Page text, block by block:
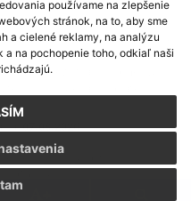
používame na zlepšenie
stránok, na to, aby sme
a cielené reklamy, na analýzu
na pochopenie toho, odkiaľ naši
informácií s využitím RSS
2,Mapa stránok,web portál
domény,registrácia domény
07.08.2026
o prístupnosti